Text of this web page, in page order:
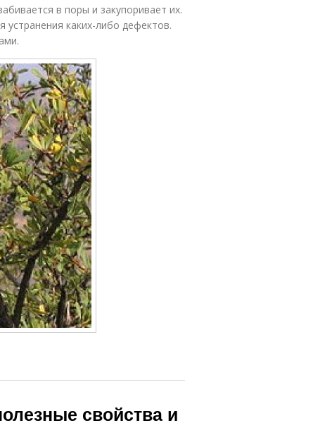
в поры и закупоривает их.
каких-либо дефектов.
свойства и